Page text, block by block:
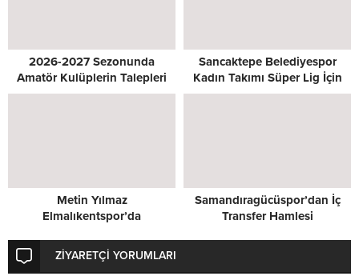
2026-2027 Sezonunda
Amatör Kulüplerin Talepleri
Masada
Sancaktepe Belediyespor
Kadın Takımı Süper Lig İçin
Kenetlendi
Metin Yılmaz
Elmalıkentspor’da
Samandıragücüspor’dan İç
Transfer Hamlesi
ZİYARETÇİ YORUMLARI